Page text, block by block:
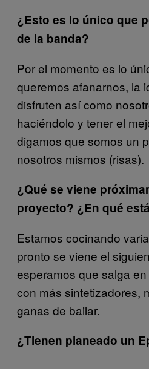
¿Esto es lo único que
de la banda?
Por el momento es lo
queremos afanarnos, la
disfruten así como
haciéndolo y tener el
digamos que somos un
nosotros mismos (risas).
¿Qué se viene
proyecto? ¿En qué
Estamos cocinando
pronto se viene el
esperamos que salga
con más sintetizadores,
ganas de bailar.
¿Tienen planeado un